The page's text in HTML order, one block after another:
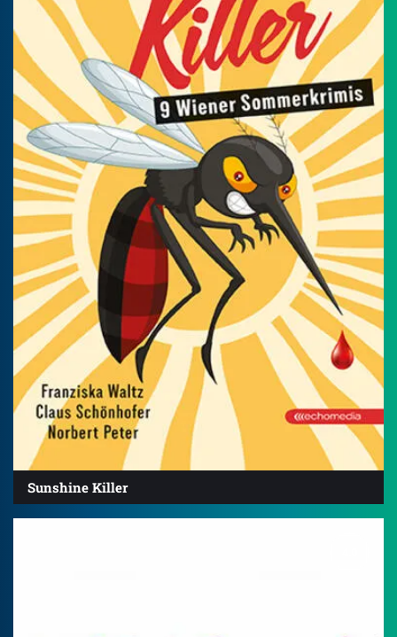
Sunshine Killer